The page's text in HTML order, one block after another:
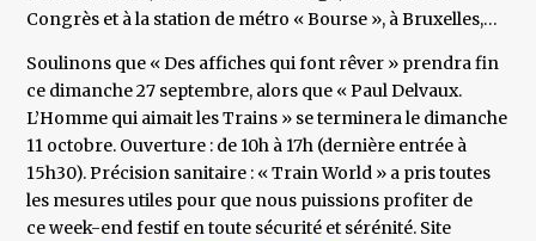
Congrès et à la station de métro « Bourse », à Bruxelles,…
Soulinons que « Des affiches qui font rêver » prendra fin
ce dimanche 27 septembre, alors que « Paul Delvaux.
L’Homme qui aimait les Trains » se terminera le dimanche
11 octobre. Ouverture : de 10h à 17h (dernière entrée à
15h30). Précision sanitaire : « Train World » a pris toutes
les mesures utiles pour que nous puissions profiter de
ce week-end festif en toute sécurité et sérénité. Site